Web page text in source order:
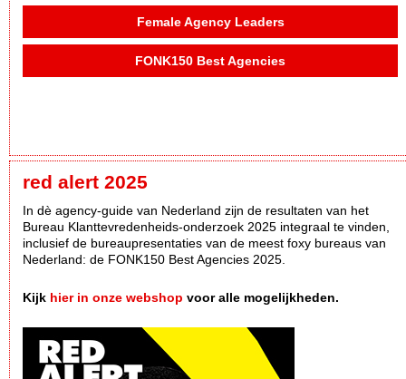
Female Agency Leaders
FONK150 Best Agencies
red alert 2025
In dè agency-guide van Nederland zijn de resultaten van het
Bureau Klanttevredenheids-onderzoek 2025 integraal te vinden,
inclusief de bureaupresentaties van de meest foxy bureaus van
Nederland: de FONK150 Best Agencies 2025.
Kijk hier in onze webshop voor alle mogelijkheden.